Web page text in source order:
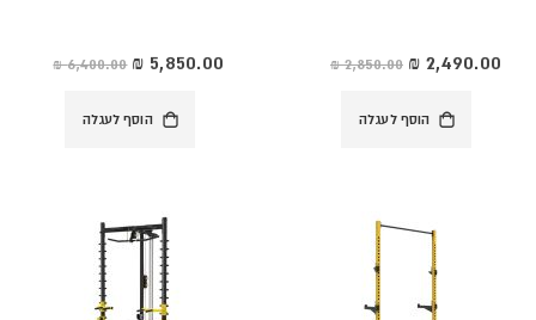
‏2,850.00 ₪ מחיר
מיוחד
הוסף לעגלה
‏6,400.00 ₪ מחיר
מיוחד
הוסף לעגלה